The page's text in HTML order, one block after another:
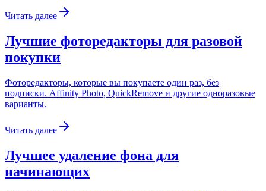
Читать далее
Лучшие фоторедакторы для разовой
покупки
Фоторедакторы, которые вы покупаете один раз, без
подписки. Affinity Photo, QuickRemove и другие одноразовые
варианты.
Читать далее
Лучшее удаление фона для
начинающих